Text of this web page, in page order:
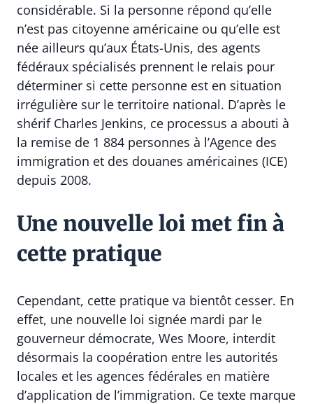
considérable. Si la personne répond qu’elle
n’est pas citoyenne américaine ou qu’elle est
née ailleurs qu’aux États-Unis, des agents
fédéraux spécialisés prennent le relais pour
déterminer si cette personne est en situation
irrégulière sur le territoire national. D’après le
shérif Charles Jenkins, ce processus a abouti à
la remise de 1 884 personnes à l’Agence des
immigration et des douanes américaines (ICE)
depuis 2008.
Une nouvelle loi met fin à
cette pratique
Cependant, cette pratique va bientôt cesser. En
effet, une nouvelle loi signée mardi par le
gouverneur démocrate, Wes Moore, interdit
désormais la coopération entre les autorités
locales et les agences fédérales en matière
d’application de l’immigration. Ce texte marque